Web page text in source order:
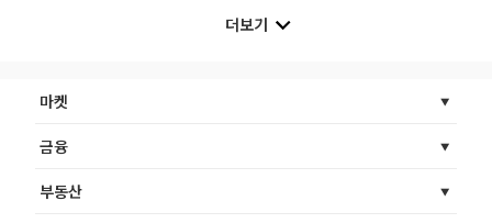
더보기
마켓
금융
부동산